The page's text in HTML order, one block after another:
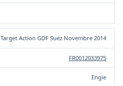
Target Action GDF Suez Novembre 2014
FR0012033975
Engie